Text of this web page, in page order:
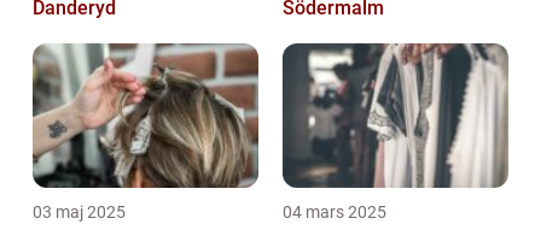
Danderyd
Södermalm
03 maj 2025 04 mars 2025